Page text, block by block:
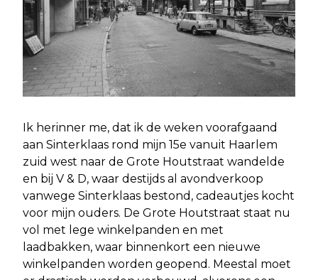
Ik herinner me, dat ik de weken voorafgaand
aan Sinterklaas rond mijn 15e vanuit Haarlem
zuid west naar de Grote Houtstraat wandelde
en bij V & D, waar destijds al avondverkoop
vanwege Sinterklaas bestond, cadeautjes kocht
voor mijn ouders. De Grote Houtstraat staat nu
vol met lege winkelpanden en met
laadbakken, waar binnenkort een nieuwe
winkelpanden worden geopend. Meestal moet